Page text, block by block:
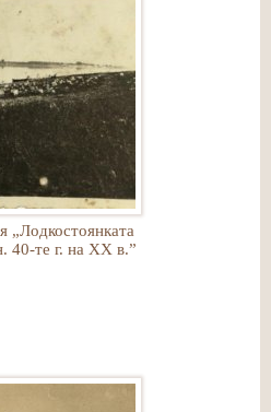
„Лодкостоянката
40-те г. на ХХ в.”